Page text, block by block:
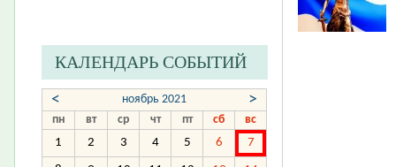
КАЛЕНДАРЬ СОБЫТИЙ
< ноябрь 2021 >
пн вт ср чт пт сб
вс
1
2 3 4 5 6 7